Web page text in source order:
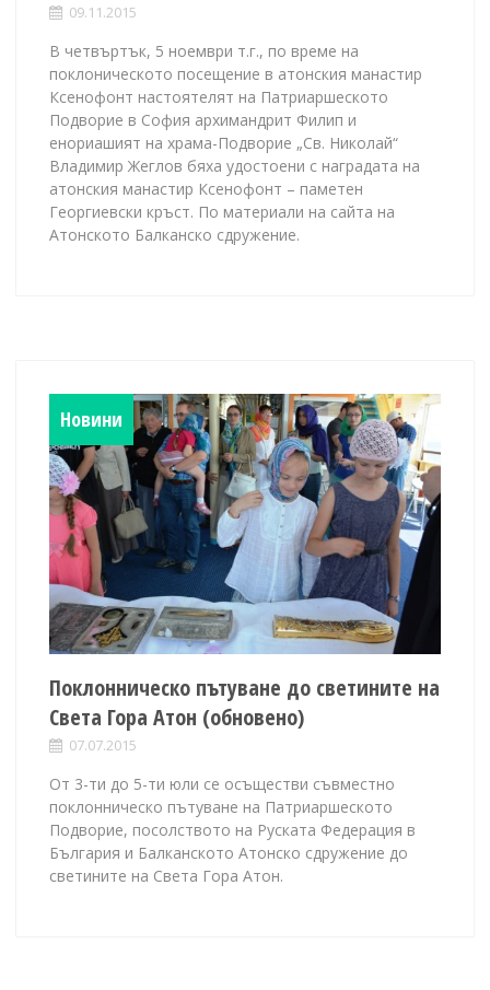
09.11.2015
В четвъртък, 5 ноември т.г., по време на
поклоническото посещение в атонския манастир
Ксенофонт настоятелят на Патриаршеското
Подворие в София архимандрит Филип и
енориашият на храма-Подворие „Св. Николай“
Владимир Жеглов бяха удостоени с наградата на
атонския манастир Ксенофонт – паметен
Георгиевски кръст. По материали на сайта на
Атонското Балканско сдружение.
Новини
Поклонническо пътуване до светините на
Света Гора Атон (обновено)
07.07.2015
От 3-ти до 5-ти юли се осъществи съвместно
поклонническо пътуване на Патриаршеското
Подворие, посолството на Руската Федерация в
България и Балканското Атонско сдружение до
светините на Света Гора Атон.